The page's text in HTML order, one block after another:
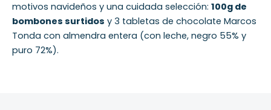
motivos navideños y una cuidada selección: 100g de
bombones surtidos y 3 tabletas de chocolate Marcos
Tonda con almendra entera (con leche, negro 55% y
puro 72%).